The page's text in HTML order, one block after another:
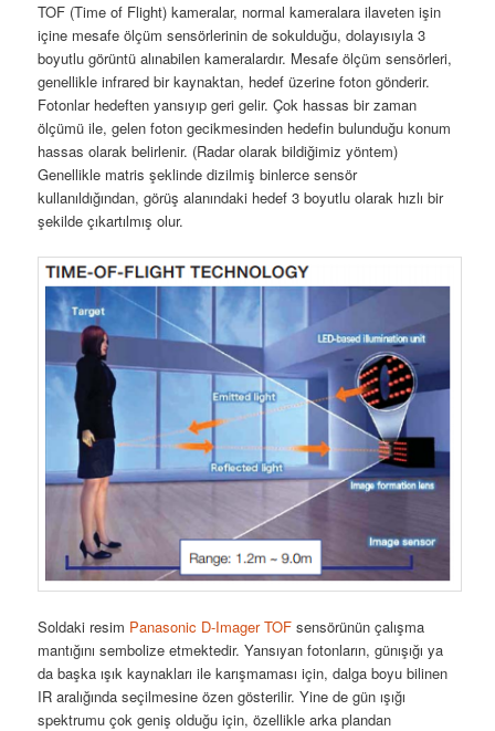
TOF (Time of Flight) kameralar, normal kameralara ilaveten işin
içine mesafe ölçüm sensörlerinin de sokulduğu, dolayısıyla 3
boyutlu görüntü alınabilen kameralardır. Mesafe ölçüm sensörleri,
genellikle infrared bir kaynaktan, hedef üzerine foton gönderir.
Fotonlar hedeften yansıyıp geri gelir. Çok hassas bir zaman
ölçümü ile, gelen foton gecikmesinden hedefin bulunduğu konum
hassas olarak belirlenir. (Radar olarak bildiğimiz yöntem)
Genellikle matris şeklinde dizilmiş binlerce sensör
kullanıldığından, görüş alanındaki hedef 3 boyutlu olarak hızlı bir
şekilde çıkartılmış olur.
Soldaki resim Panasonic D-Imager TOF sensörünün çalışma
mantığını sembolize etmektedir. Yansıyan fotonların, günışığı ya
da başka ışık kaynakları ile karışmaması için, dalga boyu bilinen
IR aralığında seçilmesine özen gösterilir. Yine de gün ışığı
spektrumu çok geniş olduğu için, özellikle arka plandan